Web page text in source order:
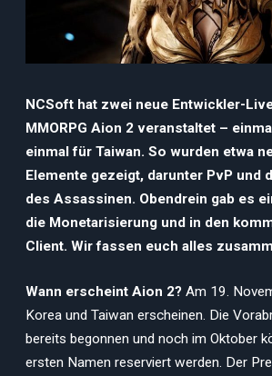
NCSoft hat zwei neue Entwickler-
MMORPG Aion 2 veranstaltet –
einmal für Taiwan. So wurden etwa
Elemente gezeigt, darunter PvP und
des Assassinen. Obendrein gab es
die Monetarisierung und in den
Client. Wir fassen euch alles
Wann erscheint Aion 2? Am 19.
Korea und Taiwan erscheinen. Die
bereits begonnen und noch im Oktober
ersten Namen reserviert werden. Der